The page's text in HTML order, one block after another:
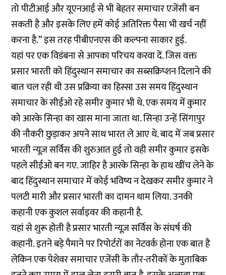
तो पीटीआई और यूएनआई से भी बेहतर समाचार एजेंसी बन
सकती है और इसके लिए हमें कोई अतिरिक्त पैसा भी खर्च नहीं
करना है.” इस तरह पीबीएनएस की कल्पना साकार हुई.
यहां पर एक विडंबना से आपका परिचय करवा दें. जिस वक्त
प्रसार भारती को हिंदुस्थान समाचार का सब्सक्रिप्शन दिलाने की
बात चल रही थी उस प्रक्रिया का हिस्सा उस समय हिंदुस्थान
समाचार के सीईओ रहे समीर कुमार भी थे. एक समय में कुमार
को आरके सिन्हा का खास माना जाता था. सिन्हा उन्हें सिंगापुर
की नौकरी छुड़ाकर अपने साथ भारत ले आए थे. बाद में जब प्रसार
भारती न्यूज़ सर्विस की शुरुआत हुई तो वही समीर कुमार इसके
पहले सीईओ बन गए. जाहिर है आरके सिन्हा के हाथ खींच लेने के
बाद हिंदुस्थान समाचार में कोई भविष्य न देखकर समीर कुमार ने
पलटी मारी और प्रसार भारती का दामन थाम लिया. उनकी
कहानी एक कुशल सर्वाइवर की कहानी है.
यहां से शुरू होती है प्रसार भारती न्यूज़ सर्विस के संघर्ष की
कहानी. इतने बड़े पैमाने पर रिपोर्टरों का नेटवर्क होना एक बात है
लेकिन एक पेशेवर समाचार एजेंसी के तौर-तरीकों के मुताबिक